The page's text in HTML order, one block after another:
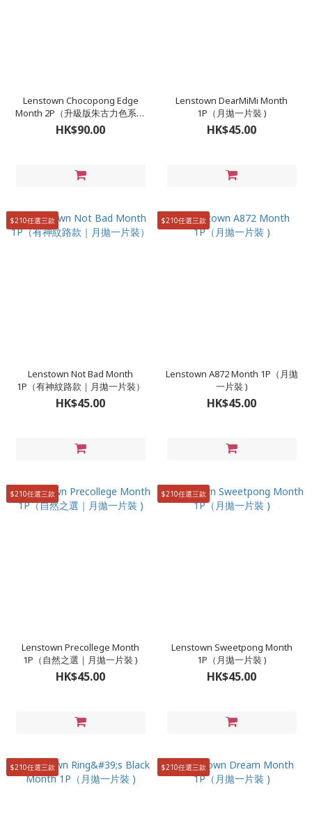
Lenstown Chocopong Edge
Month 2P（升級版朱古力色系大
師｜月拋兩片裝）
HK$90.00
Lenstown DearMiMi Month
1P（月拋一片裝 )
HK$45.00
$210任選三款
Lenstown Not Bad Month
1P（有神紋路款｜月拋一片裝）
HK$45.00
$210任選三款
Lenstown A872 Month 1P（月拋
一片裝 )
HK$45.00
$210任選三款
Lenstown Precollege Month
1P（自然之選｜月拋一片裝 )
HK$45.00
$210任選三款
Lenstown Sweetpong Month
1P（月拋一片裝 )
HK$45.00
$210任選三款 $210任選三款